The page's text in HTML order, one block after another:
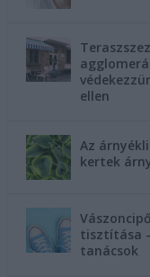
ellen
Az
kertek
tisztítása
tanácsok